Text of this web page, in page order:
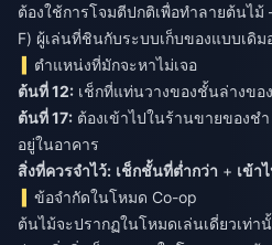
ต้องใช้การโจมตีปกติเพื่อทำลายต้นไ
F) ผู้เล่นที่ชินกับระบบเก็บของแบบเดิ
ตำแหน่งที่มักจะหาไม่เจอ
ต้นที่ 12: เช็กที่แท่นวางของชั้นล่างขอ
ต้นที่ 17: ต้องเข้าไปในร้านขายของช
อยู่ในอาคาร
สิ่งที่ควรจำไว้: เช็กชั้นที่ต่ำกว่า + เข้า
ข้อจำกัดในโหมด Co-op
ต้นไม้จะปรากฏในโหมดเล่นเดี่ยวเท่